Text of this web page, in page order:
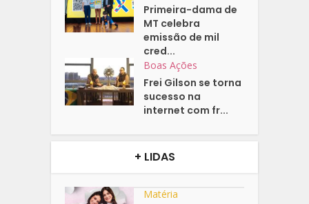
Primeira-dama de
MT celebra
emissão de mil
cred...
Boas Ações
Frei Gilson se torna
sucesso na
internet com fr...
+ LIDAS
Matéria